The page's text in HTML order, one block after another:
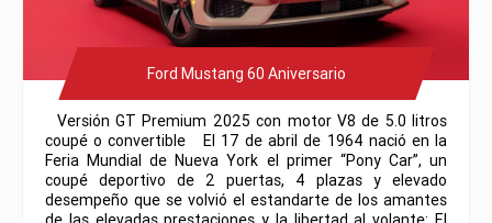
Ford Mustang 60 Aniversario
Versión GT Premium 2025 con motor V8 de 5.0 litros
coupé o convertible El 17 de abril de 1964 nació en la
Feria Mundial de Nueva York el primer “Pony Car”, un
coupé deportivo de 2 puertas, 4 plazas y elevado
desempeño que se volvió el estandarte de los amantes